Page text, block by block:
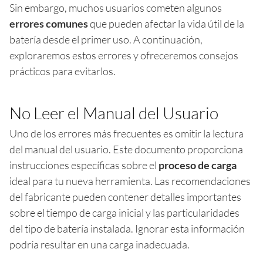
Sin embargo, muchos usuarios cometen algunos
errores comunesque pueden afectar la vida útil de la
batería desde el primer uso. A continuación,
exploraremos estos errores y ofreceremos consejos
prácticos para evitarlos.
No Leer el Manual del Usuario
Uno de los errores más frecuentes es omitir la lectura
del manual del usuario. Este documento proporciona
instrucciones específicas sobre el proceso de carga
ideal para tu nueva herramienta. Las recomendaciones
del fabricante pueden contener detalles importantes
sobre el tiempo de carga inicial y las particularidades
del tipo de batería instalada. Ignorar esta información
podría resultar en una carga inadecuada.